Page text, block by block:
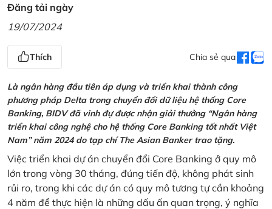
Đăng tải ngày
19/07/2024
Thích Chia sẻ qua
Là ngân hàng đầu tiên áp dụng và triển khai thành công
phương pháp Delta trong chuyển đổi dữ liệu hệ thống Core
Banking, BIDV đã vinh đự được nhận giải thưởng “Ngân hàng
triển khai công nghệ cho hệ thống Core Banking tốt nhất Việt
Nam” năm 2024 do tạp chí The Asian Banker trao tặng.
Việc triển khai dự án chuyển đổi Core Banking ở quy mô
lớn trong vòng 30 tháng, đúng tiến độ, không phát sinh
rủi ro, trong khi các dự án có quy mô tương tự cần khoảng
4 năm để thực hiện là những dấu ấn quan trọng, ý nghĩa